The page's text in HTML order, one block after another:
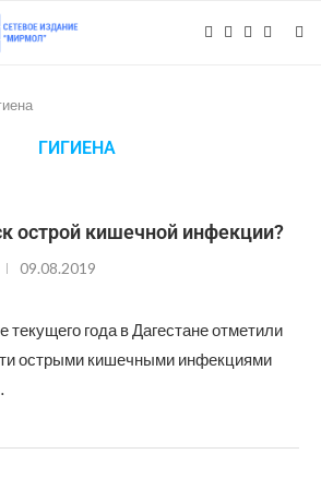
ГИГИЕНА
острой кишечной инфекции?
09.08.2019
текущего года в Дагестане отметили
острыми кишечными инфекциями